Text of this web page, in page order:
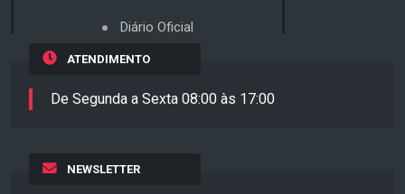
Diário Oficial
ATENDIMENTO
De Segunda a Sexta 08:00 às 17:00
NEWSLETTER